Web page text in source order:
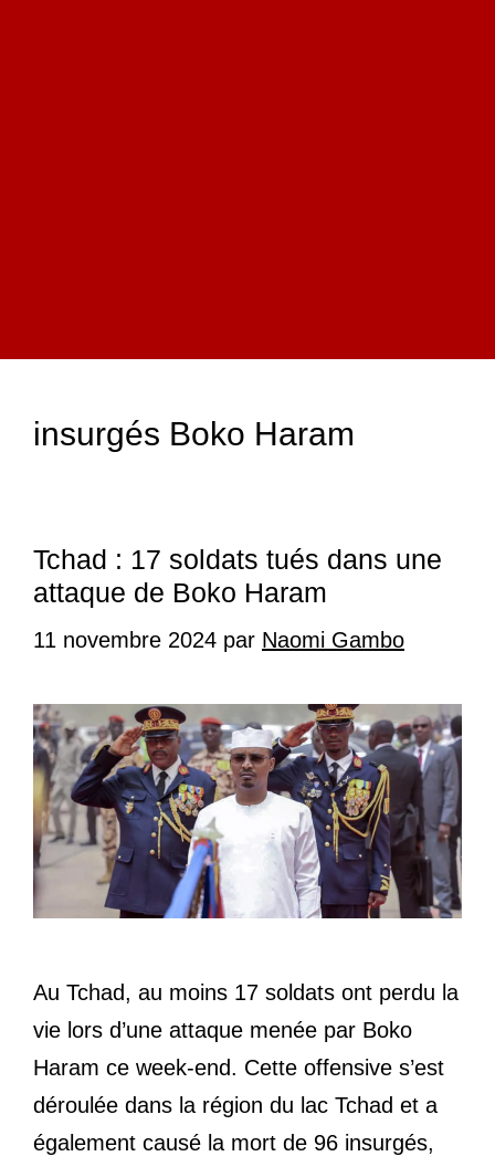
insurgés Boko Haram
Tchad : 17 soldats tués dans une
attaque de Boko Haram
11 novembre 2024 par Naomi Gambo
Au Tchad, au moins 17 soldats ont perdu la
vie lors d’une attaque menée par Boko
Haram ce week-end. Cette offensive s’est
déroulée dans la région du lac Tchad et a
également causé la mort de 96 insurgés,